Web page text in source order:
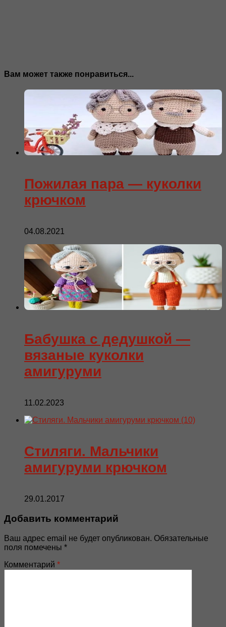
Вам может также понравиться...
Пожилая пара — куколки
крючком
04.08.2021
Бабушка с дедушкой —
вязаные куколки
амигуруми
11.02.2023
Стиляги. Мальчики
амигуруми крючком
29.01.2017
Добавить комментарий
Ваш адрес email не будет опубликован. Обязательные
поля помечены *
Комментарий *